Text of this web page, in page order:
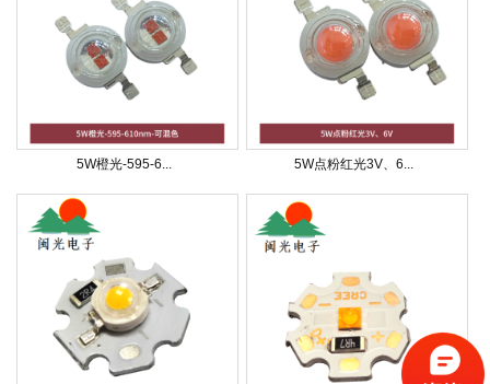
5W橙光-595-6... 5W点粉红光3V、6...